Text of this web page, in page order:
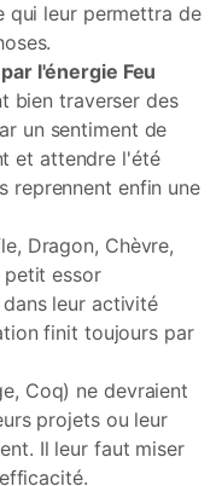
qui leur permettra de
l'énergie Feu
bien traverser des
un sentiment de
et attendre l'été
reprennent enfin une
Dragon, Chèvre,
petit essor
leur activité
finit toujours par
Coq) ne devraient
projets ou leur
Il leur faut miser